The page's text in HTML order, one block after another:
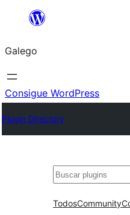
Saltar
contido
Galego
Consigue WordPress
Plugin Directory
Buscar
TodosCommunity